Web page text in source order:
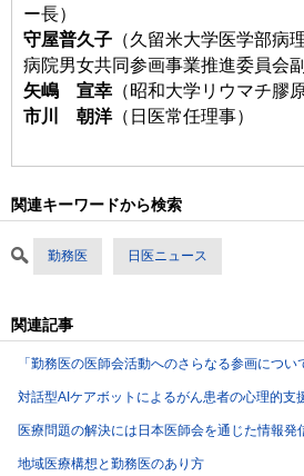
ー長）
守屋普久子 （久留米大学医学部病
病院男女共同参画事業推進委員会
矢嶋 宣幸 （昭和大学リウマチ膠
市川 朝洋（日医常任理事）
関連キーワードから検索
勤務医 日医ニュース
関連記事
「勤務医の医師会活動へのさらなる参画につ
対話型AIケアボットによるがん患者の心理的支
医療問題の解決には日本医師会を通じた情報発
地域医療構想と勤務医のあり方